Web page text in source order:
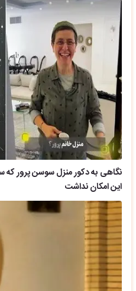
نگاهی به دکور منزل سوسن پرور که
این امکان نداشت